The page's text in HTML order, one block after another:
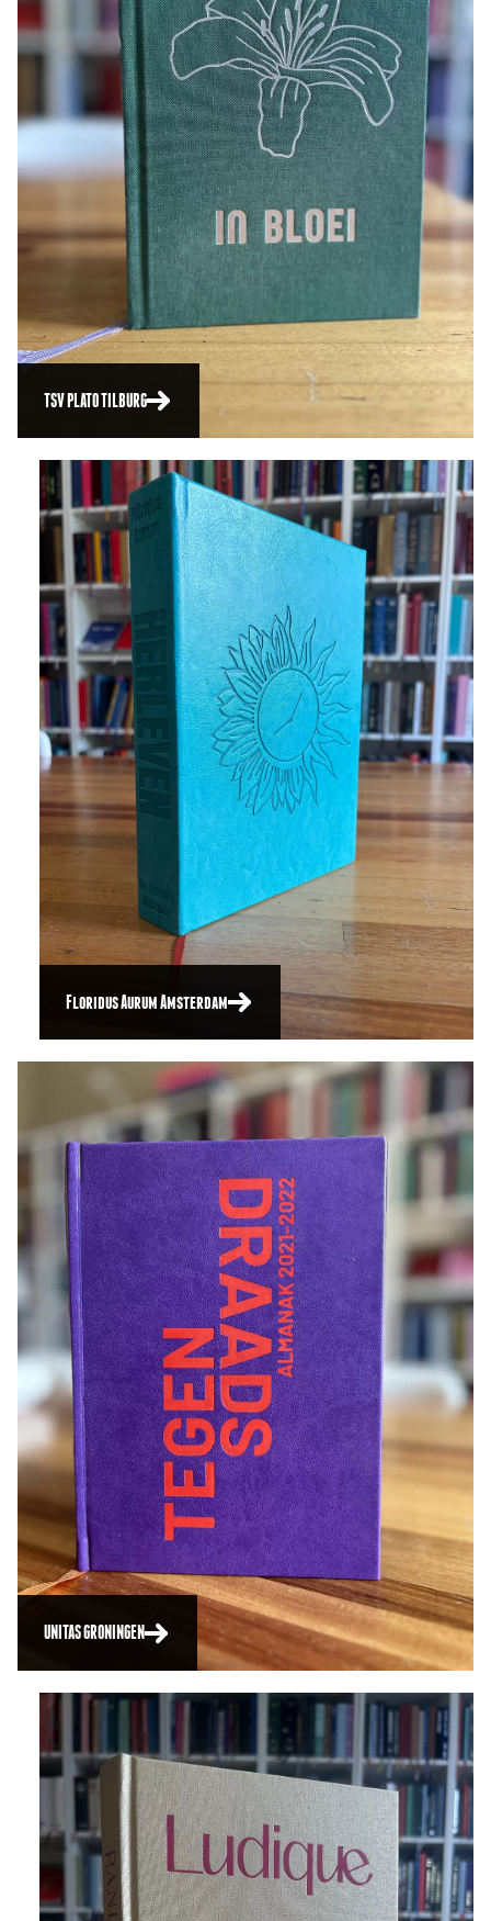
TSV PLATO TILBURG
Floridus Aurum Amsterdam
UNITAS GRONINGEN